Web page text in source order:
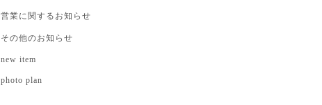
営業に関するお知らせ
その他のお知らせ
new item
photo plan